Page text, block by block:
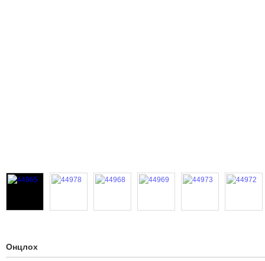
Онцлох